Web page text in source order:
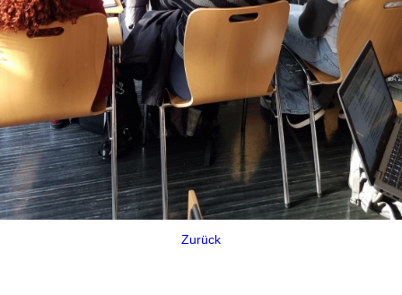
Zurück